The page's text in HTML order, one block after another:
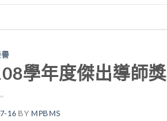
學年度傑出導師獎
16 BY MPBMS